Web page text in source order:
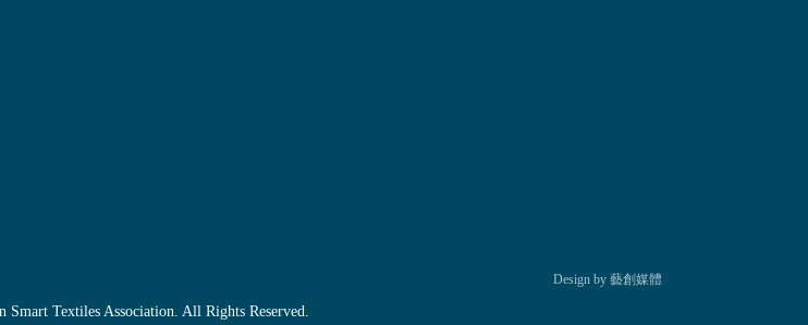
Design by 藝創媒體
Textiles Association. All Rights Reserved.